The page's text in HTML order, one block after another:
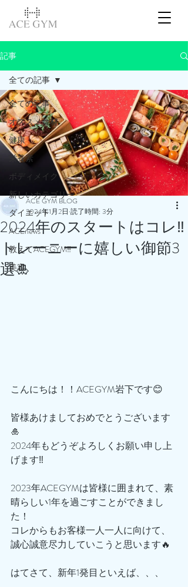
記事
全ての記事
オススメ食材
健康
栄養素
ボディメイク
新しいカテゴリー
ダイエット
ACEnews
教えてACEGYM‼️
美容
全ての記事
2024年のスタートはコレ‼️
トレーニーに嬉しい御節3
選🎍
ACE GYM BLOG
2024年1月2日 読了時間: 3分
こんにちは！！ACEGYM岩下です😊
皆様あけましておめでとうございます
🎍
2024年もどうぞよろしくお願い申し上
げます‼️
2023年ACEGYMは皆様に囲まれて、素
晴らしい1年を過ごすことができまし
た！
コレからもお客様一人一人に向けて、
誠心誠意尽力していこうと思います🔥
はてさて、新年1発目といえば、、、